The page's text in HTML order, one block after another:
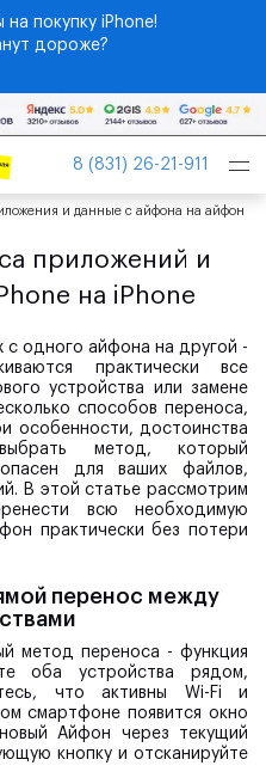
покупку iPhone!
дороже?
8 (831) 26-21-911
и данные с айфона на айфон
приложений и
на iPhone
с одного айфона на другой -
практически все
устройства или замене
способов переноса,
особенности, достоинства
метод, который
для ваших файлов,
В этой статье рассмотрим
всю необходимую
практически без потери
перенос между
метод переноса - функция
оба устройства рядом,
что активны Wi-Fi и
смартфоне появится окно
Айфон через текущий
кнопку и отсканируйте